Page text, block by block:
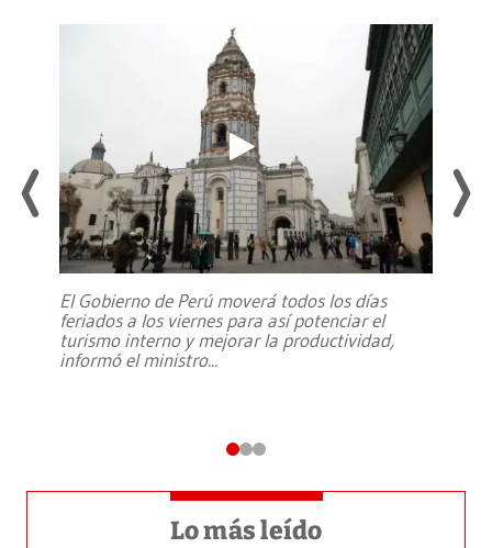
El Gobierno de Perú moverá todos los días
feriados a los viernes para así potenciar el
turismo interno y mejorar la productividad,
informó el ministro...
Lo más leído